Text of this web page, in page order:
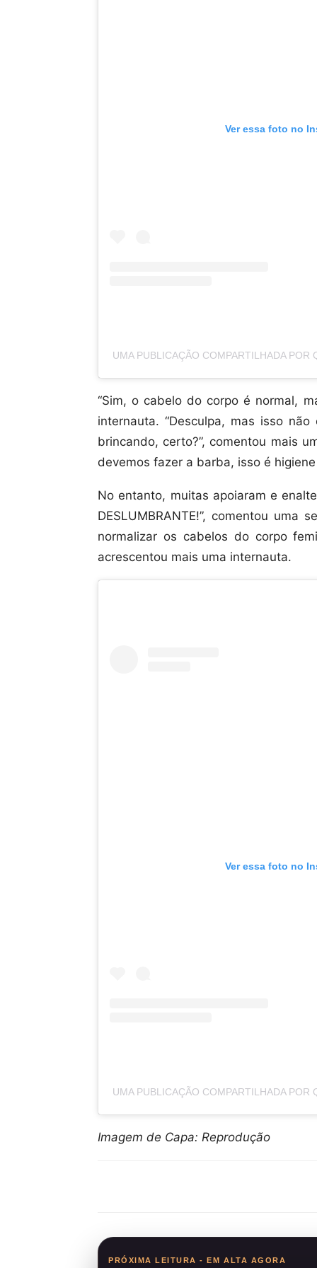
Ver essa foto no
UMA PUBLICAÇÃO COMPARTILHADA POR
“Sim, o cabelo do corpo é normal,
internauta. “Desculpa, mas isso
brincando, certo?”, comentou mais
devemos fazer a barba, isso é
No entanto, muitas apoiaram e
DESLUMBRANTE!”, comentou uma
normalizar os cabelos do corpo
acrescentou mais uma internauta.
Ver essa foto no
UMA PUBLICAÇÃO COMPARTILHADA POR
Imagem de Capa: Reprodução
PRÓXIMA LEITURA - EM ALTA AGORA